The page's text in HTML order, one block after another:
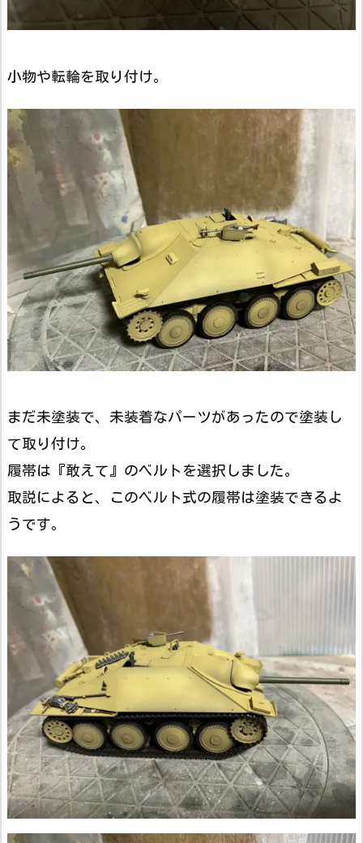
小物や転輪を取り付け。
まだ未塗装で、未装着なパーツがあったので塗装し
て取り付け。
履帯は『敢えて』のベルトを選択しました。
取説によると、このベルト式の履帯は塗装できるよ
うです。